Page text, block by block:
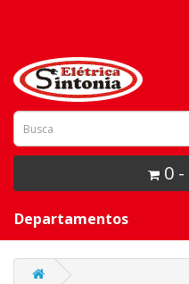
0 -
Departamentos